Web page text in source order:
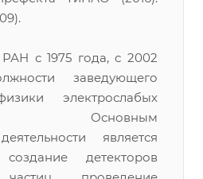
с 1975 года, с 2002
заведующего
электрослабых
Основным
является
детекторов